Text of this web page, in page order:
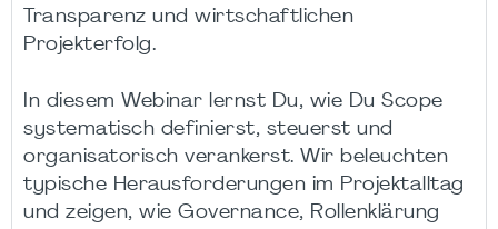
Transparenz und wirtschaftlichen
Projekterfolg.
In diesem Webinar lernst Du, wie Du Scope
systematisch definierst, steuerst und
organisatorisch verankerst. Wir beleuchten
typische Herausforderungen im Projektalltag
und zeigen, wie Governance, Rollenklärung